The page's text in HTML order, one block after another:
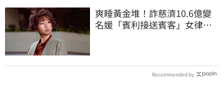
爽睡黃金堆！詐慈濟10.6億變
名媛「賓利接送賓客」女律師
Recommended by